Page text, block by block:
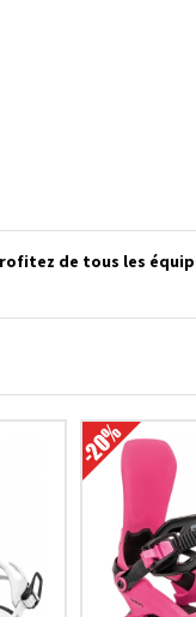
de tous les